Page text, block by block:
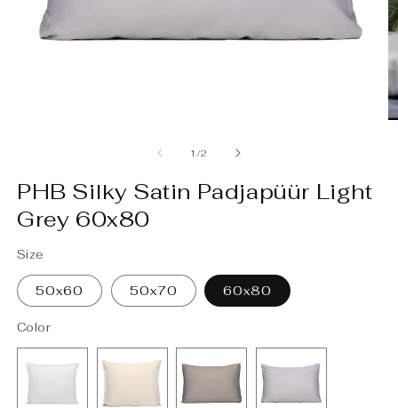
2
1/kohta
2
PHB Silky Satin Padjapüür Light
Grey 60x80
Size
50x60 50x70 60x80
Color